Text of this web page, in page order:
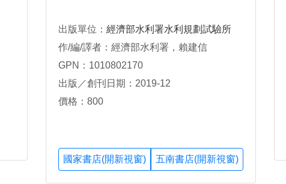
出版單位： 經濟部水利署水利規劃試驗所
作/編/譯者：經濟部水利署，賴建信
GPN：1010802170
出版／創刊日期：2019-12
價格：800
國家書店(開新視窗) 五南書店(開新視窗)